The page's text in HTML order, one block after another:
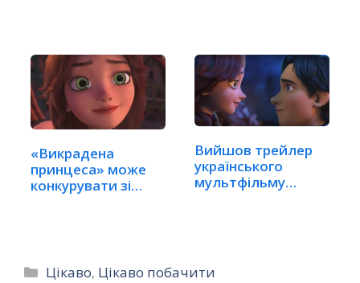
«Викрадена
принцеса» може
конкурувати зі
Вийшов трейлер
українського
мультфільму
Категорії
Цікаво, Цікаво побачити